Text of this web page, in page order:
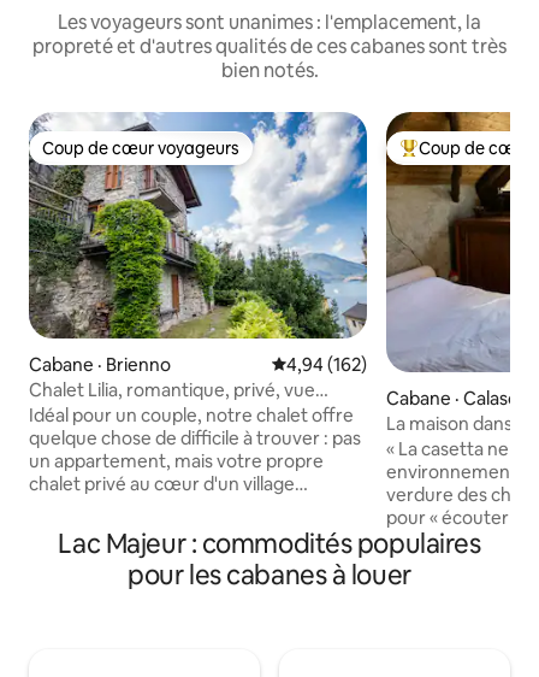
Les voyageurs sont unanimes : l'emplacement, la
propreté et d'autres qualités de ces cabanes sont très
bien notés.
Coup de cœur voyageurs
Coup de cœur voyageurs
Cabane · Brienno Note moyenne de 4,94 sur 5,
4,94 (162)
Chalet Lilia, romantique, privé, vue
imprenable
Idéal pour un couple, notre chalet offre
quelque chose de difficile à trouver : pas
un appartement, mais votre propre
chalet privé au cœur d'un village
à partir de zéro il y a seulement 25 ans en
réutilisant la pierre d'un bâtiment de
l'époque romaine, elle allie le confort
Coup de cœur
Coup de cœur
Cabane · Calasca
e
La maison dans
« La casetta nel
environnement
verdure des
pour « écouter la
aussi la musique
à chaque étage,
se laisser bercer
Lac Majeur : commodités populaires
pour les cabanes à louer